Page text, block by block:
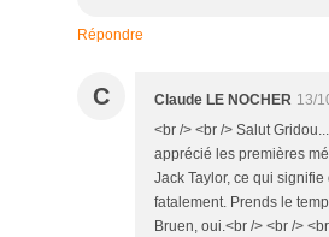
Répondre
C Claude LE NOCHER 13/
<br /> <br /> Salut
apprécié les premières
Jack Taylor, ce qui
fatalement. Prends le
Bruen, oui.<br /> <br />